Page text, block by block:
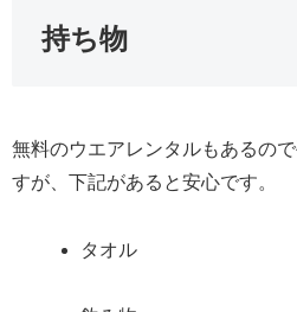
持ち物
無料のウエアレンタルもあるの
すが、下記があると安心です。
タオル